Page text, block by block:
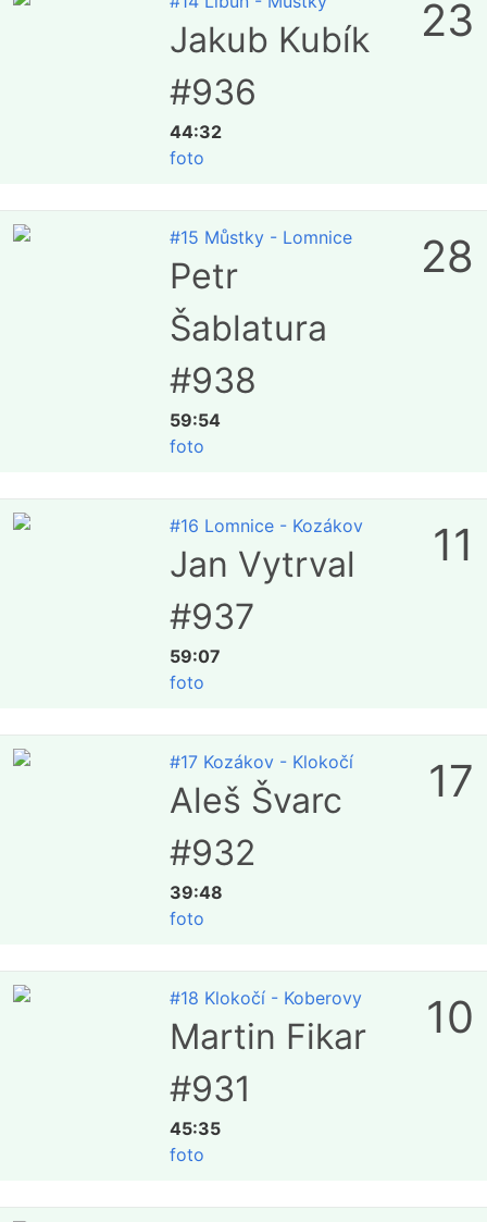
Jakub Kubík
#936
44:32
foto
23
#15 Můstky - Lomnice
Petr
Šablatura
#938
59:54
foto
28
#16 Lomnice - Kozákov
Jan Vytrval
#937
59:07
foto
11
#17 Kozákov - Klokočí
Aleš Švarc
#932
39:48
foto
17
#18 Klokočí - Koberovy
Martin Fikar
#931
45:35
foto
10